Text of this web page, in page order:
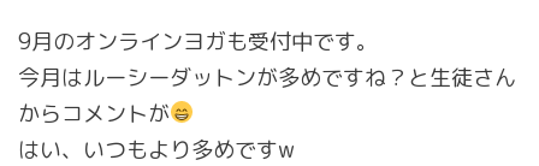
9月のオンラインヨガも受付中です。
今月はルーシーダットンが多めですね？と生徒さん
からコメントが
はい、いつもより多めですw